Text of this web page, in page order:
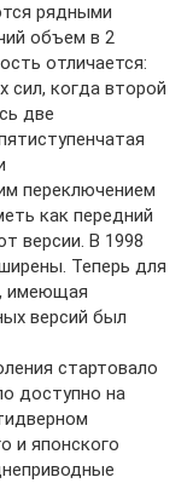
рядными
объем в 2
отличается:
сил, когда второй
две
переключением
как передний
версии. В 1998
Теперь для
имеющая
версий был
стартовало
доступно на
и японского